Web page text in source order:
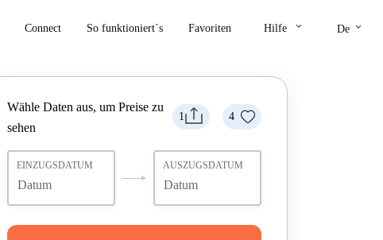
Connect So funktioniert´s Favoriten Hilfe keyboard_arrow_down De keyboard_arrow_down
1 4
Wähle Daten aus, um Preise zu
sehen
EINZUGSDATUM AUSZUGSDATUM